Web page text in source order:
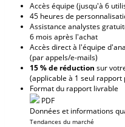
Accès équipe (jusqu'à 6
45 heures de
Assistance analystes
6 mois après l'achat
Accès direct à l'équipe
(par appels/e-mails)
15 % de réduction sur
(applicable à 1 seul
Format du rapport livrable
PDF
Données et informations
Tendances du marché